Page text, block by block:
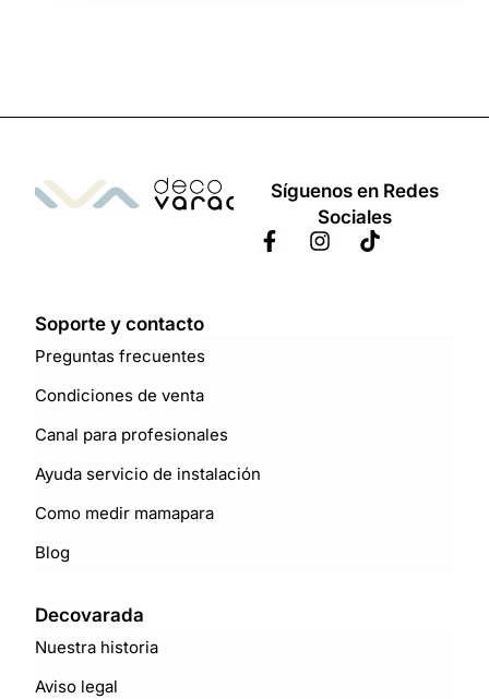
Síguenos en Redes
Sociales
Soporte y contacto
Preguntas frecuentes
Condiciones de venta
Canal para profesionales
Ayuda servicio de instalación
Como medir mamapara
Blog
Decovarada
Nuestra historia
Aviso legal